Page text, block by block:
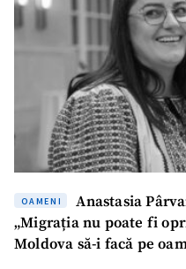
OAMENI
Anastasia
„Migrația nu poate fi
Moldova să-i facă pe